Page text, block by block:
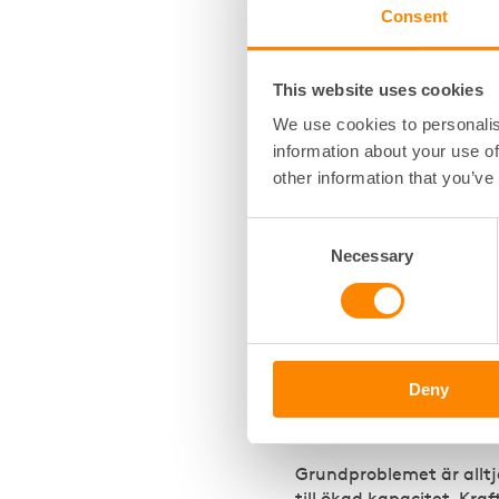
Consent
This website uses cookies
We use cookies to
information about your use
other information that
Necessary
Deny
utformning som krav
Sveriges elnät är
kapacitetsökning
domstolar tillåtit det att
Därför är
traditionella
elnätsverksamheten.
med el.
Grundproblemet är